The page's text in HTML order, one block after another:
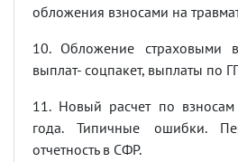
обложения взносами на
10. Обложение страховыми
выплат- соцпакет, выплаты по
11. Новый расчет по
года. Типичные ошибки.
отчетность в СФР.